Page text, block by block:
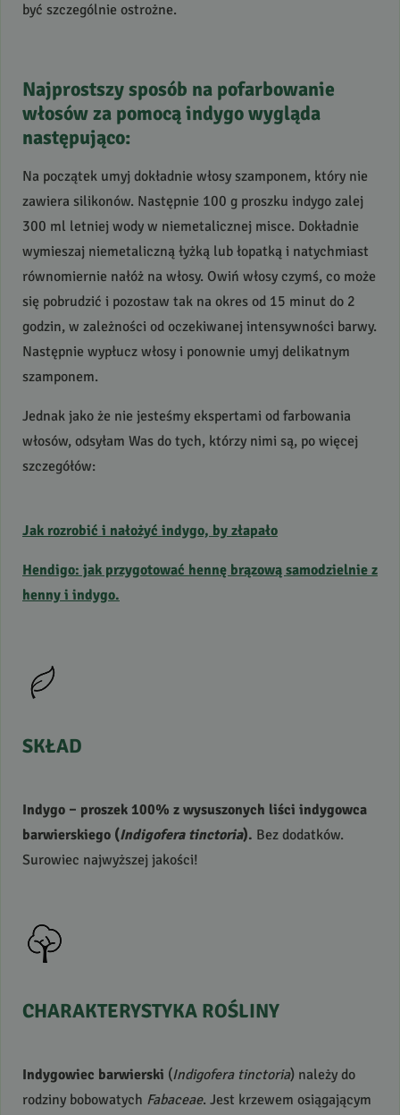
być szczególnie ostrożne.
Najprostszy sposób na pofarbowanie
włosów za pomocą indygo wygląda
następująco:
Na początek umyj dokładnie włosy szamponem, który nie
zawiera silikonów. Następnie 100 g proszku indygo zalej
300 ml letniej wody w niemetalicznej misce. Dokładnie
wymieszaj niemetaliczną łyżką lub łopatką i natychmiast
równomiernie nałóż na włosy. Owiń włosy czymś, co może
się pobrudzić i pozostaw tak na okres od 15 minut do 2
godzin, w zależności od oczekiwanej intensywności barwy.
Następnie wypłucz włosy i ponownie umyj delikatnym
szamponem.
Jednak jako że nie jesteśmy ekspertami od farbowania
włosów, odsyłam Was do tych, którzy nimi są, po więcej
szczegółów:
Jak rozrobić i nałożyć indygo, by złapało
Hendigo: jak przygotować hennę brązową samodzielnie z
henny i indygo.
SKŁAD
Indygo – proszek 100% z wysuszonych liści indygowca
barwierskiego (Indigofera tinctoria). Bez dodatków.
Surowiec najwyższej jakości!
CHARAKTERYSTYKA ROŚLINY
Indygowiec barwierski (Indigofera tinctoria) należy do
rodziny bobowatych Fabaceae. Jest krzewem osiągającym